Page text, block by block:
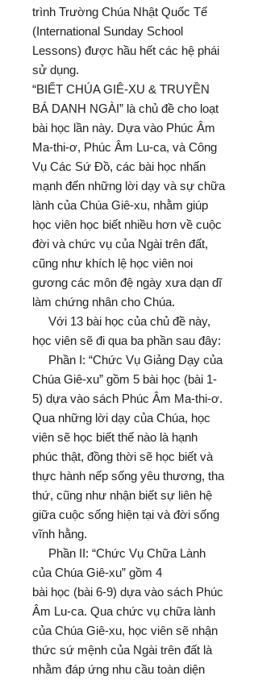
trình Trường Chúa Nhật Quốc Tế
(International Sunday School
Lessons) được hầu hết các hệ phái
sử dụng.
“BIẾT CHÚA GIÊ-XU & TRUYỀN
BÁ DANH NGÀI” là chủ đề cho loạt
bài học lần này. Dựa vào Phúc Âm
Ma-thi-ơ, Phúc Âm Lu-ca, và Công
Vụ Các Sứ Đồ, các bài học nhấn
mạnh đến những lời dạy và sự chữa
lành của Chúa Giê-xu, nhằm giúp
học viên học biết nhiều hơn về cuộc
đời và chức vụ của Ngài trên đất,
cũng như khích lệ học viên noi
gương các môn đệ ngày xưa dạn dĩ
làm chứng nhân cho Chúa.
Với 13 bài học của chủ đề này,
học viên sẽ đi qua ba phần sau đây:
Phần I: “Chức Vụ Giảng Dạy của
Chúa Giê-xu” gồm 5 bài học (bài 1-
5) dựa vào sách Phúc Âm Ma-thi-ơ.
Qua những lời dạy của Chúa, học
viên sẽ học biết thế nào là hạnh
phúc thật, đồng thời sẽ học biết và
thực hành nếp sống yêu thương, tha
thứ, cũng như nhận biết sự liên hệ
giữa cuộc sống hiện tại và đời sống
vĩnh hằng.
Phần II: “Chức Vụ Chữa Lành
của Chúa Giê-xu” gồm 4
bài học (bài 6-9) dựa vào sách Phúc
Âm Lu-ca. Qua chức vụ chữa lành
của Chúa Giê-xu, học viên sẽ nhận
thức sứ mệnh của Ngài trên đất là
nhằm đáp ứng nhu cầu toàn diện